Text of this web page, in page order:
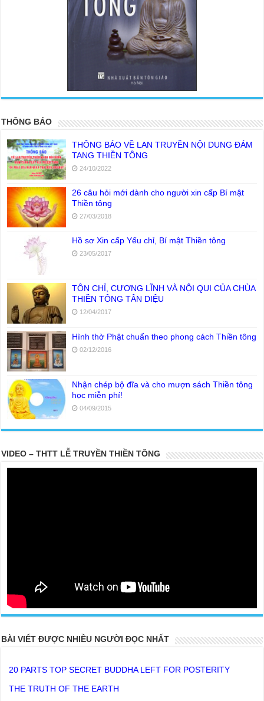
THÔNG BÁO
THÔNG BÁO VỀ LAN TRUYỀN NỘI DUNG ĐÁM
TANG THIỀN TÔNG
24/10/2022
26 câu hỏi mới dành cho người xin cấp Bí mật
Thiền tông
27/03/2018
Hồ sơ Xin cấp Yếu chỉ, Bí mật Thiền tông
23/05/2017
TÔN CHỈ, CƯƠNG LĨNH VÀ NỘI QUI CỦA CHÙA
THIỀN TÔNG TÂN DIỆU
12/04/2017
Hình thờ Phật chuẩn theo phong cách Thiền tông
02/12/2016
Nhận chép bộ đĩa và cho mượn sách Thiền tông
học miễn phí!
04/09/2015
VIDEO – THTT LỄ TRUYỀN THIỀN TÔNG
BÀI VIẾT ĐƯỢC NHIỀU NGƯỜI ĐỌC NHẤT
20 PARTS TOP SECRET BUDDHA LEFT FOR POSTERITY
Ở thế gian này, người có Phước thật nhiều thì khó lòng mà tu tập
Giải thoát được phải không ?